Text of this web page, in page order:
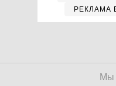
РЕКЛАМА
Мы